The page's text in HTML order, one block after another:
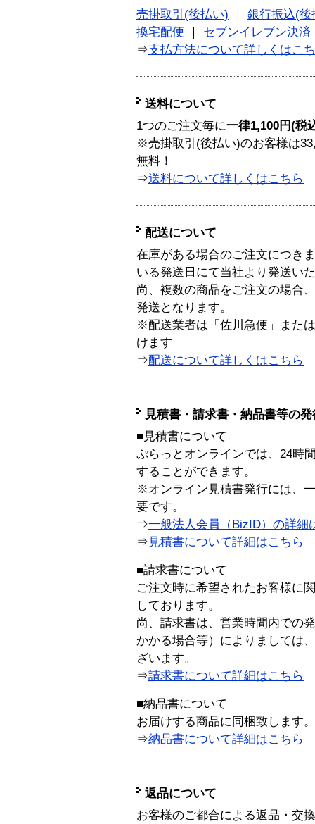
売掛取引(後払い)
銀行振込(後
換宅配便
セブンイレブン決済
⇒支払方法について詳しくはこ
送料について
1つのご注文毎に一律1,100円(税
※売掛取引(後払い)のお客様は
無料！
⇒送料について詳しくはこちら
配送について
在庫がある場合のご注文につき
いる発送日にて当社より発送い
尚、複数の商品をご注文の場合
発送となります。
※配送業者は「佐川急便」また
けます
⇒配送について詳しくはこちら
見積書・請求書・納品書等の
■見積書について
ぷらっとオンラインでは、24時
することができます。
※オンライン見積書発行には、
要です。
⇒一般法人会員（BizID）の詳細
⇒ 見積書について詳細はこちら
■請求書について
ご注文時に希望されたお客様に
しております。
尚、請求書は、営業時間内での
かかる場合等）によりましては
ざいます。
⇒請求書について詳細はこちら
■納品書について
お届けする商品に同梱致します。
⇒納品書について詳細はこちら
返品について
お客様のご都合による返品・交